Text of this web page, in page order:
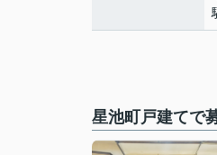
星池町戸建てで